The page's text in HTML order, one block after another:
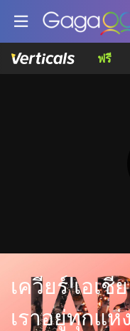
ฟรี
เควียร์ เอเ
เราอยู่ทุกแห่